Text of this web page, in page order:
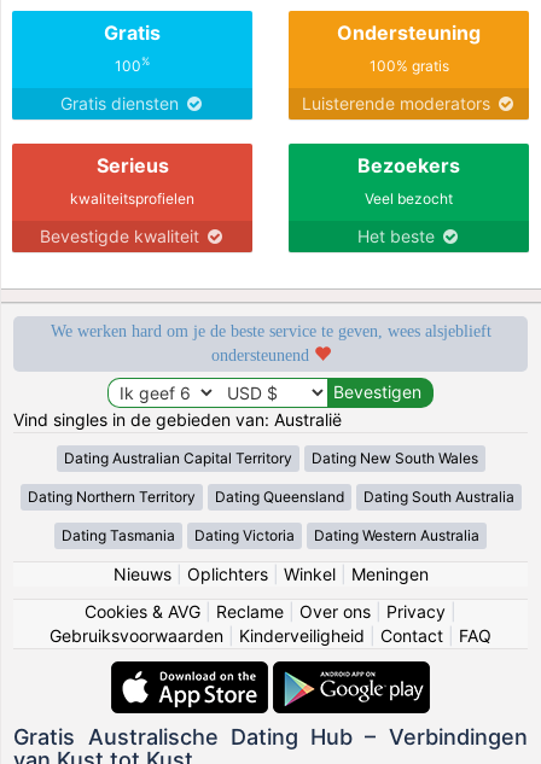
Gratis
100%
Gratis diensten
Ondersteuning
100% gratis
Luisterende moderators
Serieus
kwaliteitsprofielen
Bevestigde kwaliteit
Bezoekers
Veel bezocht
Het beste
We werken hard om je de beste service te geven, wees alsjeblieft
ondersteunend
Vind singles in de gebieden van: Australië
Dating Australian Capital Territory Dating New South Wales
Dating Northern Territory Dating Queensland Dating South Australia
Dating Tasmania Dating Victoria Dating Western Australia
Nieuws| Oplichters| Winkel| Meningen
Cookies & AVG
Reclame Over ons Privacy
Gebruiksvoorwaarden
Kinderveiligheid Contact FAQ
Gratis Australische Dating Hub – Verbindingen